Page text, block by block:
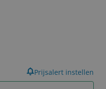
Prijsalert instellen